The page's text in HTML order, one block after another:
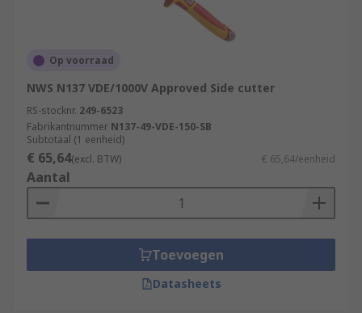
Op voorraad
NWS N137 VDE/1000V Approved Side cutter
RS-stocknr. 249-6523
Fabrikantnummer N137-49-VDE-150-SB
Subtotaal (1 eenheid)
€ 65,64(excl. BTW) € 65,64/eenheid
Aantal
Toevoegen
Datasheets